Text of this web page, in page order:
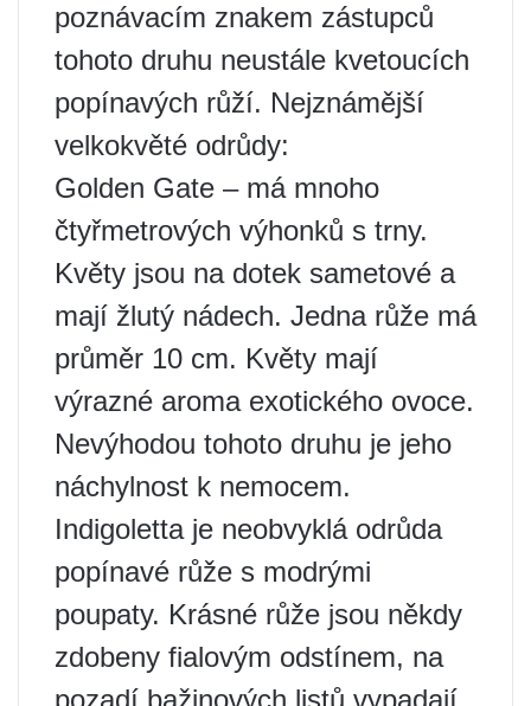
poznávacím znakem zástupců
tohoto druhu neustále kvetoucích
popínavých růží. Nejznámější
velkokvěté odrůdy:
Golden Gate – má mnoho
čtyřmetrových výhonků s trny.
Květy jsou na dotek sametové a
mají žlutý nádech. Jedna růže má
průměr 10 cm. Květy mají
výrazné aroma exotického ovoce.
Nevýhodou tohoto druhu je jeho
náchylnost k nemocem.
Indigoletta je neobvyklá odrůda
popínavé růže s modrými
poupaty. Krásné růže jsou někdy
zdobeny fialovým odstínem, na